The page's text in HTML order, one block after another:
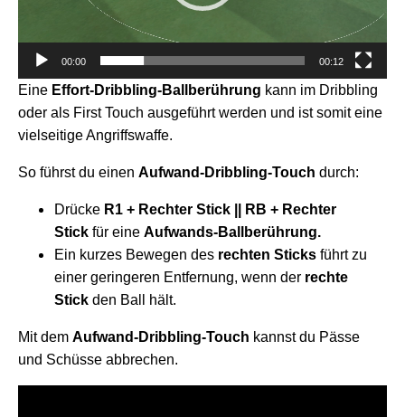
00:00 00:12
Eine Effort-Dribbling-Ballberührung kann im Dribbling
oder als First Touch ausgeführt werden und ist somit eine
vielseitige Angriffswaffe.
So führst du einen Aufwand-Dribbling-Touch durch:
Drücke R1 + Rechter Stick || RB + Rechter
Stick für eine Aufwands-Ballberührung.
Ein kurzes Bewegen des rechten Sticks führt zu
einer geringeren Entfernung, wenn der rechte
Stick den Ball hält.
Mit dem Aufwand-Dribbling-Touch kannst du Pässe
und Schüsse abbrechen.